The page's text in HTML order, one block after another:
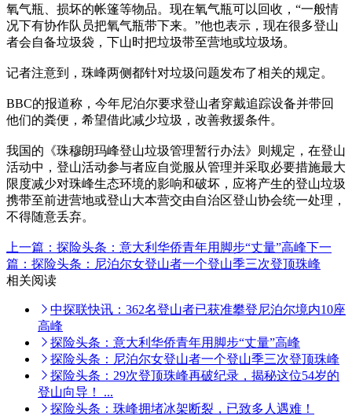
氧气瓶、损坏的帐篷等物品。现在氧气瓶可以回收，“一般情
况下有协作队员把氧气瓶带下来。”他也表示，现在很多登山
者会自备垃圾袋，下山时把垃圾带至营地或垃圾场。
记者注意到，珠峰两侧都针对垃圾问题发布了相关的规定。
BBC的报道称，今年尼泊尔要求登山者穿戴追踪设备并带回
他们的粪便，希望借此减少垃圾，改善救援条件。
我国的《珠穆朗玛峰登山垃圾管理暂行办法》则规定，在登山
活动中，登山活动参与者应自觉服从管理并采取必要措施最大
限度减少对珠峰生态环境的影响和破坏，应将产生的登山垃圾
携带至前进营地或登山大本营交由自治区登山协会统一处理，
不得随意丢弃。
上一篇：探险头条：意大利华侨青年用脚步“丈量”高峰下一
篇：探险头条：尼泊尔女登山者一个登山季三次登顶珠峰
相关阅读
中探联快讯：362名登山者已获准攀登尼泊尔境内10座
高峰
探险头条：意大利华侨青年用脚步“丈量”高峰
探险头条：尼泊尔女登山者一个登山季三次登顶珠峰
探险头条：29次登顶珠峰再破纪录，揭秘这位54岁的
登山向导！ ...
探险头条：珠峰拥堵冰架断裂，已致多人遇难！